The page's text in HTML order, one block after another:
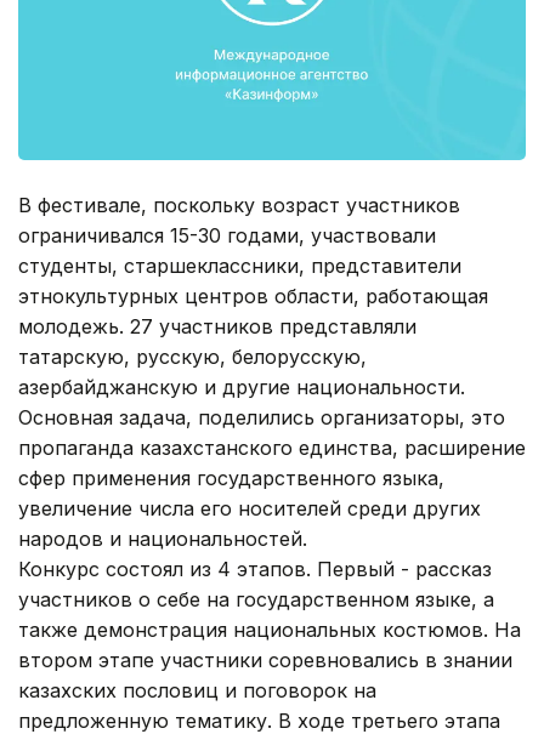
В фестивале, поскольку возраст участников
ограничивался 15-30 годами, участвовали
студенты, старшеклассники, представители
этнокультурных центров области, работающая
молодежь. 27 участников представляли
татарскую, русскую, белорусскую,
азербайджанскую и другие национальности.
Основная задача, поделились организаторы, это
пропаганда казахстанского единства, расширение
сфер применения государственного языка,
увеличение числа его носителей среди других
народов и национальностей.
Конкурс состоял из 4 этапов. Первый - рассказ
участников о себе на государственном языке, а
также демонстрация национальных костюмов. На
втором этапе участники соревновались в знании
казахских пословиц и поговорок на
предложенную тематику. В ходе третьего этапа